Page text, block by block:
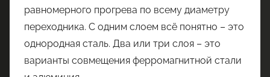
равномерного прогрева по всему диаметру
переходника. С одним слоем всё понятно – это
однородная сталь. Два или три слоя – это
варианты совмещения ферромагнитной стали